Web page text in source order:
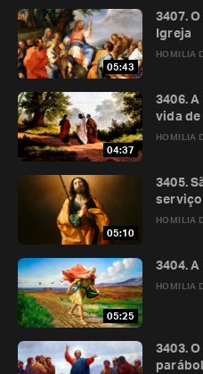
05:43
HOMILIA
3407.
Igreja
04:37
HOMILIA
3406.
vida de
05:10
HOMILIA
3405.
05:25
HOMILIA
3404.
3403.